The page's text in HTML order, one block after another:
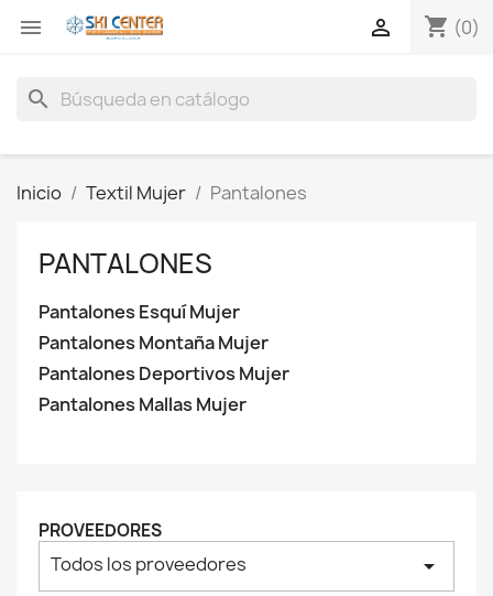
 shopping_cart (0)

search
Inicio Textil Mujer Pantalones
PANTALONES
Pantalones Esquí Mujer
Pantalones Montaña Mujer
Pantalones Deportivos Mujer
Pantalones Mallas Mujer
PROVEEDORES
Todos los proveedores arrow_drop_down